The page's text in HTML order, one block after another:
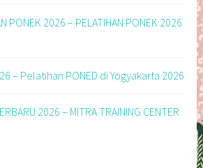
PONEK 2026 – PELATIHAN PONEK 2026
– Pelatihan PONED di Yogyakarta 2026
2026 – MITRA TRAINING CENTER